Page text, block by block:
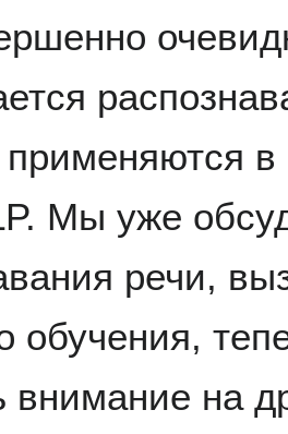
применяются
Мы уже
речи,
обучения,
внимание на